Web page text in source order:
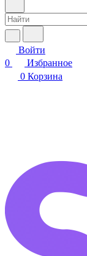
Войти
0
Избранное
0 Корзина